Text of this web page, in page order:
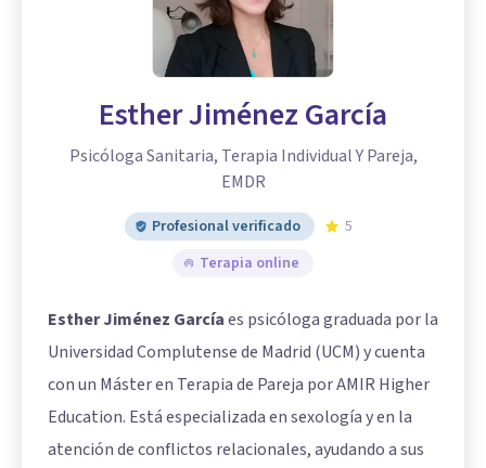
Esther Jiménez García
Psicóloga Sanitaria, Terapia Individual Y Pareja,
EMDR
Profesional verificado
5
Terapia online
Esther Jiménez Garcíaes psicóloga graduada por la
Universidad Complutense de Madrid (UCM) y cuenta
con un Máster en Terapia de Pareja por AMIR Higher
Education. Está especializada en sexología y en la
atención de conflictos relacionales, ayudando a sus